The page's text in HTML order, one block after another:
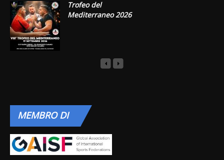
Trofeo del
Mediterraneo 2026
MEMBRODI